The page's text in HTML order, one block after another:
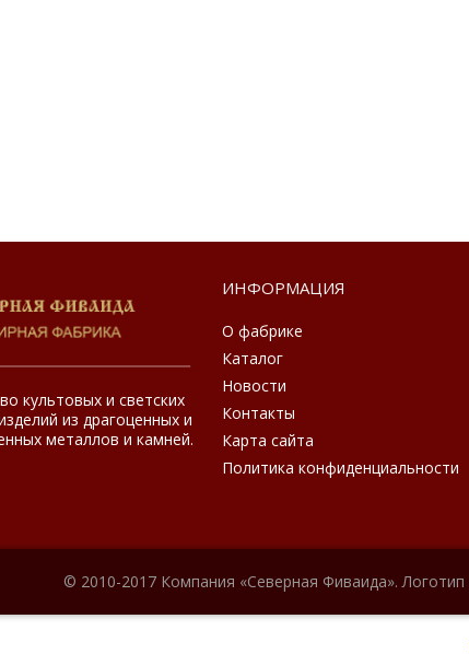
культовых и светских
из драгоценных и
металлов и камней.
ИНФОРМАЦИЯ
О фабрике
Каталог
Новости
Контакты
Карта сайта
Политика конфиденциальности
© 2010-2017 Компания «Северная Фиваида».